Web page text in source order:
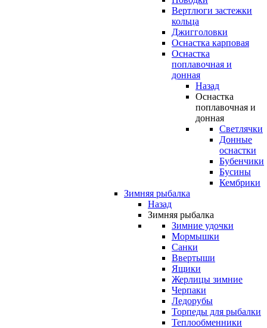
Вертлюги застежки
кольца
Джигголовки
Оснастка карповая
Оснастка
поплавочная и
донная
Назад
Оснастка
поплавочная и
донная
Светлячки
Донные
оснастки
Бубенчики
Бусины
Кембрики
Зимняя рыбалка
Назад
Зимняя рыбалка
Зимние удочки
Мормышки
Санки
Ввертыши
Ящики
Жерлицы зимние
Черпаки
Ледорубы
Торпеды для рыбалки
Теплообменники